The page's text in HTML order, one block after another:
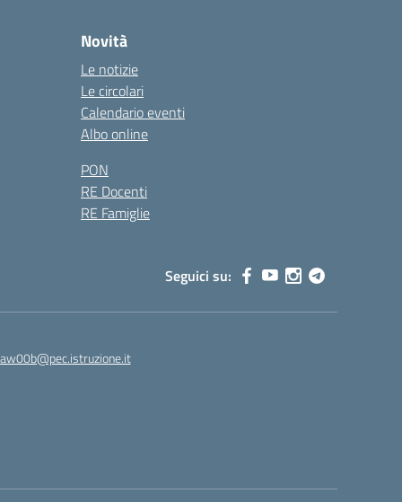
Novità
Le notizie
Le circolari
Calendario eventi
Albo online
PON
RE Docenti
RE Famiglie
Seguici su: